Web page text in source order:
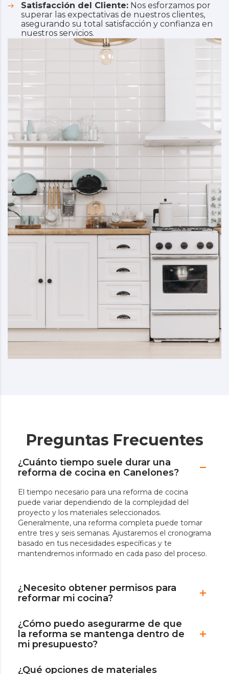
Satisfacción del Cliente: Nos esforzamos por
superar las expectativas de nuestros clientes,
asegurando su total satisfacción y confianza en
nuestros servicios.
Preguntas Frecuentes
¿Cuánto tiempo suele durar una
reforma de cocina en Canelones?
El tiempo necesario para una reforma de cocina
puede variar dependiendo de la complejidad del
proyecto y los materiales seleccionados.
Generalmente, una reforma completa puede tomar
entre tres y seis semanas. Ajustaremos el cronograma
basado en tus necesidades específicas y te
mantendremos informado en cada paso del proceso.
¿Necesito obtener permisos para
reformar mi cocina?
¿Cómo puedo asegurarme de que
la reforma se mantenga dentro de
mi presupuesto?
¿Qué opciones de materiales